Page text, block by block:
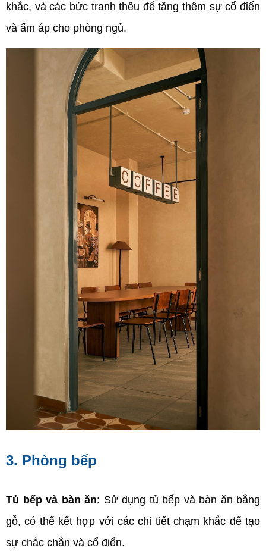
khắc, và các bức tranh thêu để tăng thêm sự cổ điển
và ấm áp cho phòng ngủ.
3. Phòng bếp
Tủ bếp và bàn ăn: Sử dụng tủ bếp và bàn ăn bằng
gỗ, có thể kết hợp với các chi tiết chạm khắc để tạo
sự chắc chắn và cổ điển.